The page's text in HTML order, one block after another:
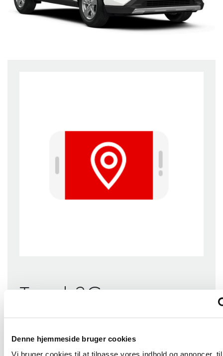
Denne hjemmeside bruger cookies
Vi bruger cookies til at tilpasse vores indhold og annoncer,
Touch2Go
Udforsk apps til din Toyota